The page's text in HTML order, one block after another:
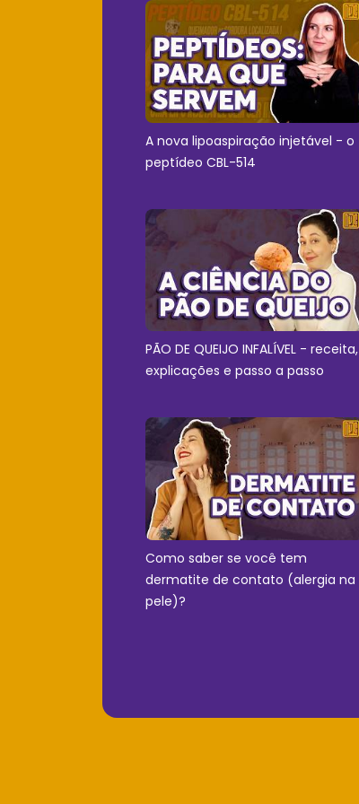
A nova lipoaspiração injetável - o
peptídeo CBL-514
PÃO DE QUEIJO INFALÍVEL - receita,
explicações e passo a passo
Como saber se você tem
dermatite de contato (alergia na
pele)?